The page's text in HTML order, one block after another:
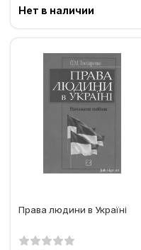
Нет в наличии
Права людини в Україні